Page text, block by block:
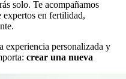
solo. Te acompañamos
expertos en fertilidad,
experiencia personalizada y
crear una nueva